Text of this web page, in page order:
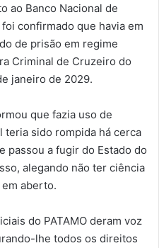
ao Banco Nacional de
confirmado que havia em
de prisão em regime
Criminal de Cruzeiro do
janeiro de 2029.
que fazia uso de
sido rompida há cerca
passou a fugir do Estado do
alegando não ter ciência
aberto.
do PATAMO deram voz
lhe todos os direitos